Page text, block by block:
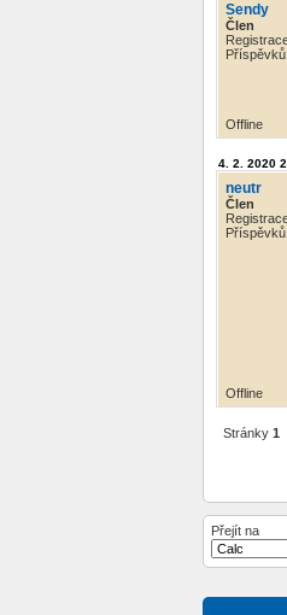
Sendy
Člen
Offline
4. 2. 2020
neutr
Člen
Offline
Stránky 1
Přejít na